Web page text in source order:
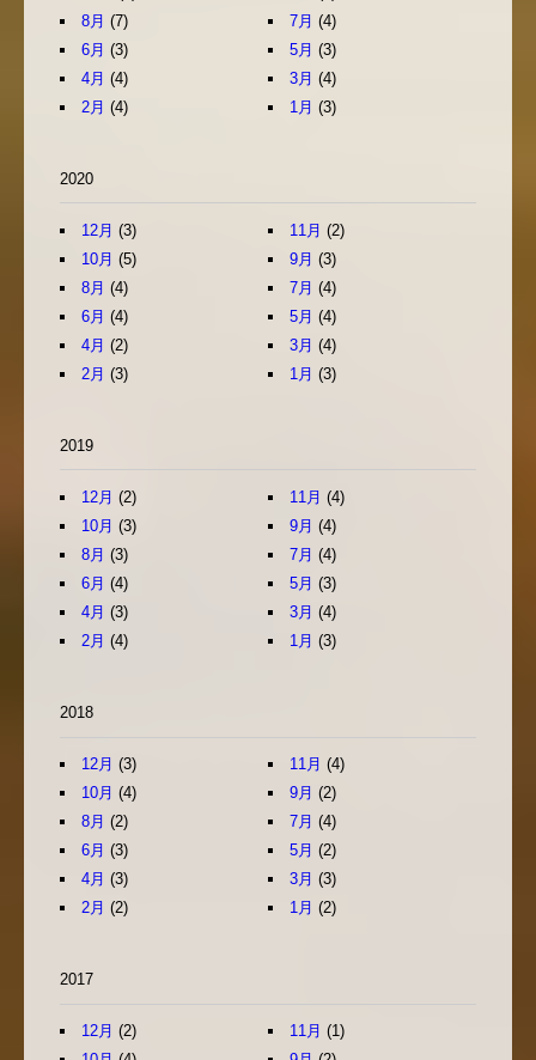
8月 (7) 7月 (4)
6月 (3) 5月 (3)
4月 (4) 3月 (4)
2月 (4) 1月 (3)
2020
12月 (3) 11月 (2)
10月 (5) 9月 (3)
8月 (4) 7月 (4)
6月 (4) 5月 (4)
4月 (2) 3月 (4)
2月 (3) 1月 (3)
2019
12月 (2) 11月 (4)
10月 (3) 9月 (4)
8月 (3) 7月 (4)
6月 (4) 5月 (3)
4月 (3) 3月 (4)
2月 (4) 1月 (3)
2018
12月 (3) 11月 (4)
10月 (4) 9月 (2)
8月 (2) 7月 (4)
6月 (3) 5月 (2)
4月 (3) 3月 (3)
2月 (2) 1月 (2)
2017
12月 (2) 11月 (1)